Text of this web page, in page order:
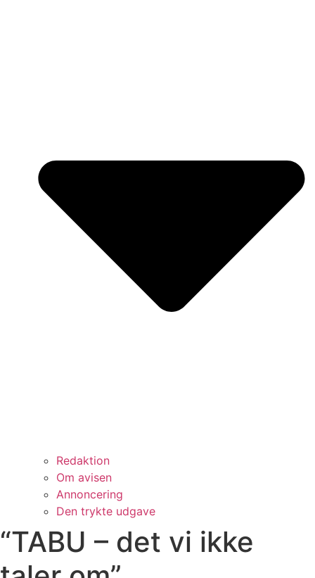
Redaktion
Om avisen
Annoncering
Den trykte udgave
“TABU – det vi ikke